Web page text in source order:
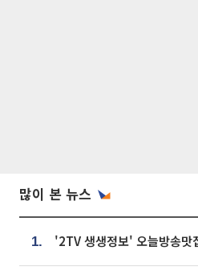
많이 본 뉴스
1.